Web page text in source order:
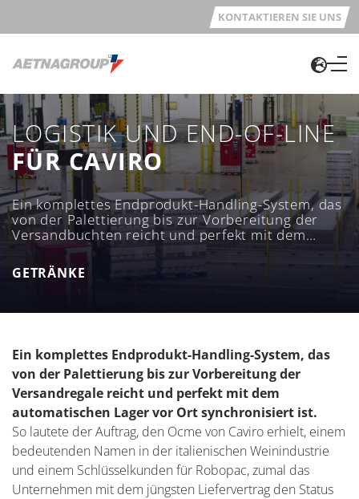
KONTAKTIEREN SIE UNS
LOGISTIK UND END-OF-LINE
FÜR CAVIRO
Ein komplettes Endprodukt-Handling-System, das
von der Palettierung bis zur Vorbereitung der
Versandbuchten reicht und perfekt mit dem
automatischen Lager vor Ort abgestimmt ist.
GETRÄNKE
Ein komplettes Endprodukt-Handling-System, das
von der Palettierung bis zur Vorbereitung der
Versandregale reicht und perfekt mit dem
automatischen Lager vor Ort synchronisiert ist.
So lautete der Auftrag, den Ocme von Caviro erhielt, einem
bedeutenden Namen in der italienischen Weinindustrie
und einem Schlüsselkunden für Robopac, zumal das
Unternehmen mit dem jüngsten Liefervertrag den Status